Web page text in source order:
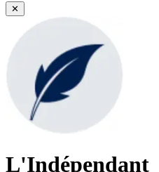
✕
L'Indépendant